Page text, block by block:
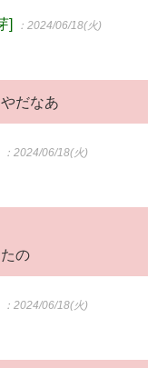
] ：2024/06/18(火)
だなあ
：2024/06/18(火)
の
：2024/06/18(火)